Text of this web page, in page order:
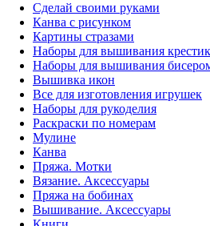
Сделай своими руками
Канва с рисунком
Картины стразами
Наборы для вышивания
Наборы для вышивания
Вышивка икон
Все для изготовления игрушек
Наборы для рукоделия
Раскраски по номерам
Мулине
Канва
Пряжа. Мотки
Вязание. Аксессуары
Пряжа на бобинах
Вышивание. Аксессуары